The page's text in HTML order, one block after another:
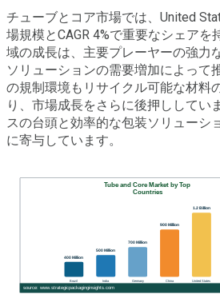
チューブとコア市場では、United
場規模とCAGR 4%で重要なシェア
域の成長は、主要プレーヤーの強力
ソリューションの需要増加によって
の規制環境もリサイクル可能な材料
り、市場成長をさらに後押ししてい
スの台頭と効率的な包装ソリューシ
に寄与しています。